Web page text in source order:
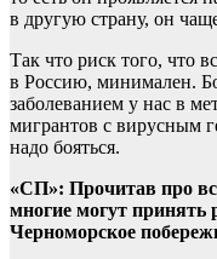
в другую страну, он
Так что риск того, что
в Россию, минимален.
заболеванием у нас в
мигрантов с вирусным
надо бояться.
«СП»: Прочитав про
многие могут принять
Черноморское